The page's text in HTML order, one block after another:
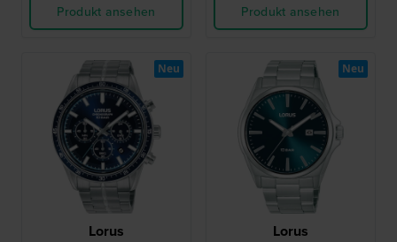
Produkt ansehen Produkt ansehen
Lorus
Neu
Lorus
Neu